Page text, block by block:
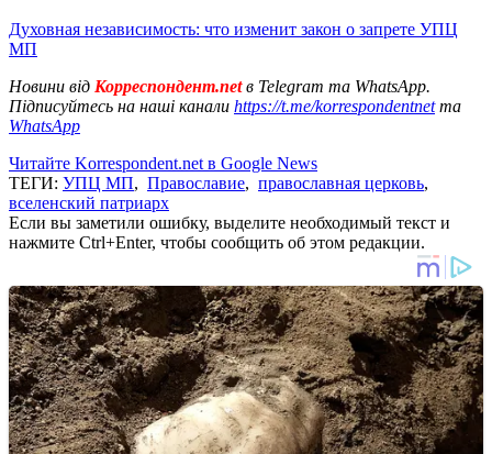
Духовная независимость: что изменит закон о запрете УПЦ
МП
Новини від Корреспондент.netв Telegram та WhatsApp.
Підписуйтесь на наші канали https://t.me/korrespondentnetта
WhatsApp
Читайте Korrespondent.net в Google News
ТЕГИ: УПЦ МП, Православие, православная церковь,
вселенский патриарх
Если вы заметили ошибку, выделите необходимый текст и
нажмите Ctrl+Enter, чтобы сообщить об этом редакции.